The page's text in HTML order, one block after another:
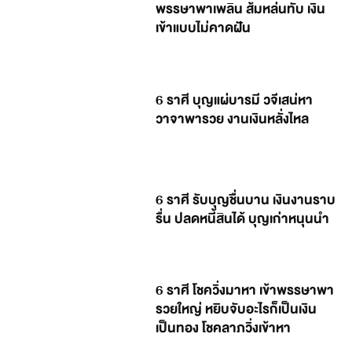
พรรษาพาเพลิน ส้มหล่นทับ เงิน
เข้าแบบไม่คาดฝัน
6 ราศี บุญแผ่บารมี วจีเสน่หา
วาจาพารวย งานเงินหลั่งไหล
6 ราศี รับบุญชื่นบาน เงินงานราบ
รื่น ปลดหนี้สินได้ บุญเก่าหนุนนำ
6 ราศี โชควิ่งมาหา เข้าพรรษาพา
รวยใหญ่ หยิบจับอะไรก็เป็นเงิน
เป็นทอง โชคลาภวิ่งเข้าหา